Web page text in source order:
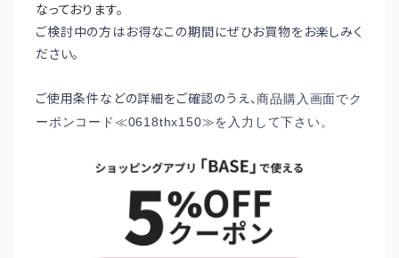
なっております。
ご検討中の方はお得なこの期間にぜひお買物をお楽しみく
ださい。
ご使用条件などの詳細をご確認のうえ、商品購入画面でク
ーポンコード≪0618thx150≫を入力して下さい。